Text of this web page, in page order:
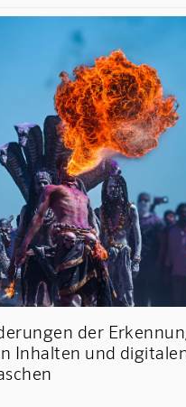
der
Inhalten und